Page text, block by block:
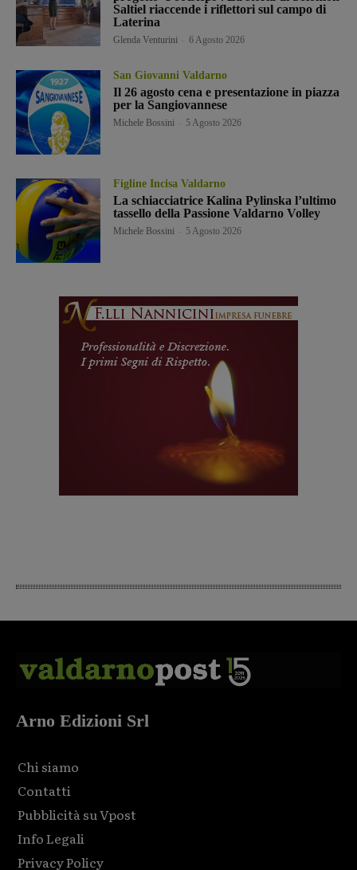
Saltiel riaccende i riflettori sul campo di
Laterina
Glenda Venturini 6 Agosto 2026
San Giovanni Valdarno
Il 26 agosto cena e presentazione in piazza
per la Sangiovannese
Michele Bossini 5 Agosto 2026
Figline Incisa Valdarno
La schiacciatrice Kalina Pylinska l’ultimo
tassello della Passione Valdarno Volley
Michele Bossini 5 Agosto 2026
Arno Edizioni Srl
Chi siamo
Contatti
Pubblicità su Vpost
Info Legali
Privacy Policy